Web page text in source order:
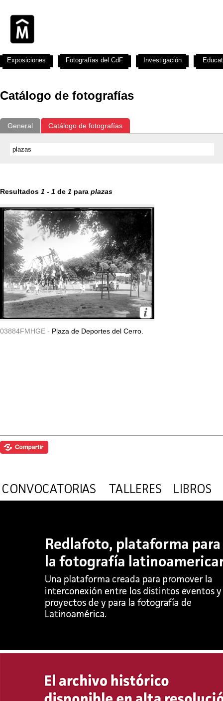
Catálogo de fotografías
General Catálogo de fotografías
Resultados 1 - 1 de 1 para plazas
03884FMHGE - Plaza de Deportes del Cerro.
Exposiciones Fotografías del CdF Investigación